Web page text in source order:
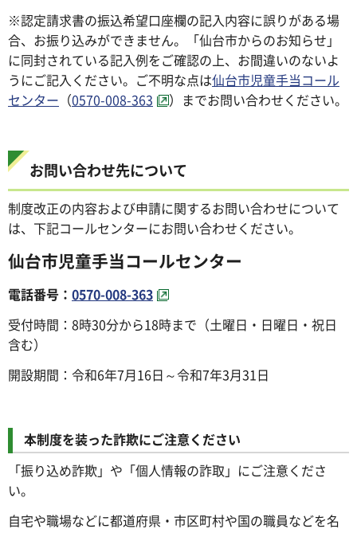
※認定請求書の振込希望口座欄の記入内容に誤りがある場
合、お振り込みができません。「仙台市からのお知らせ」
に同封されている記入例をご確認の上、お間違いのないよ
うにご記入ください。ご不明な点は仙台市児童手当コール
センター （0570-008-363 ）までお問い合わせください。
お問い合わせ先について
制度改正の内容および申請に関するお問い合わせについて
は、下記コールセンターにお問い合わせください。
仙台市児童手当コールセンター
電話番号： 0570-008-363
受付時間：8時30分から18時まで（土曜日・日曜日・祝日
含む）
開設期間：令和6年7月16日～令和7年3月31日
本制度を装った詐欺にご注意ください
「振り込め詐欺」や「個人情報の詐取」にご注意くださ
い。
自宅や職場などに都道府県・市区町村や国の職員などを名